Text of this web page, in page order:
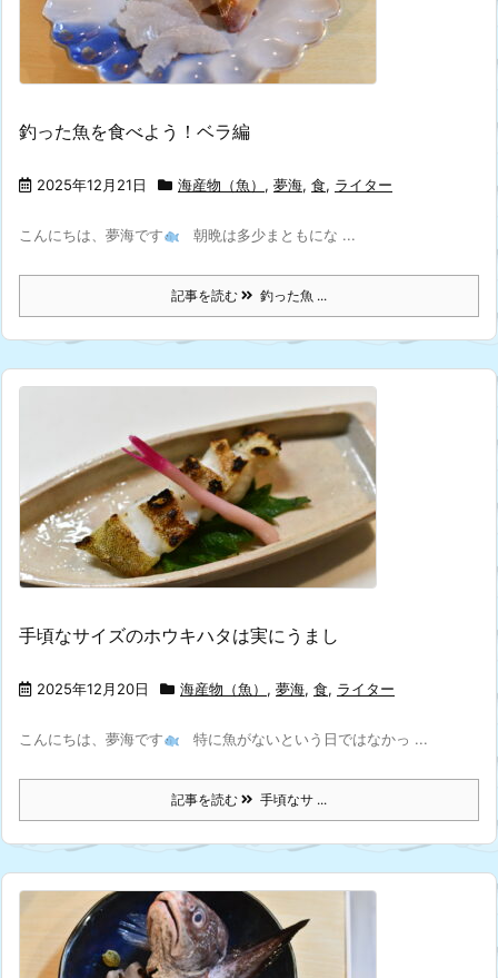
釣った魚を食べよう！ベラ編
2025年12月21日 海産物（魚） , 夢海, 食, ライター
こんにちは、夢海です 朝晩は多少まともにな ...
記事を読む 釣った魚 ...
手頃なサイズのホウキハタは実にうまし
2025年12月20日 海産物（魚） , 夢海, 食, ライター
こんにちは、夢海です 特に魚がないという日ではなかっ ...
記事を読む 手頃なサ ...